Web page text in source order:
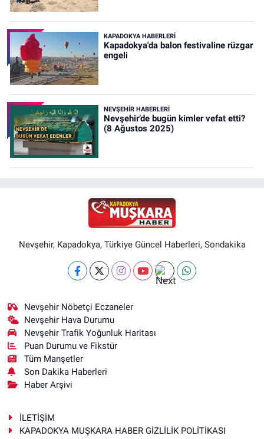
KAPADOKYA HABERLERI
Kapadokya'da balon festivaline rüzgar
engeli
NEVŞEHIR HABERLERI
Nevşehir’de bugün kimler vefat etti?
(8 Ağustos 2025)
Nevşehir, Kapadokya, Türkiye Güncel Haberleri, Sondakika
Nevşehir Nöbetçi Eczaneler
Nevşehir Hava Durumu
Nevşehir Trafik Yoğunluk Haritası
Puan Durumu ve Fikstür
Tüm Manşetler
Son Dakika Haberleri
Haber Arşivi
İLETİŞİM
KAPADOKYA MUŞKARA HABER GİZLİLİK POLİTİKASI